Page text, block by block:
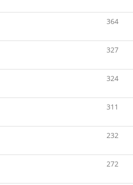
364
327
324
311
232
272